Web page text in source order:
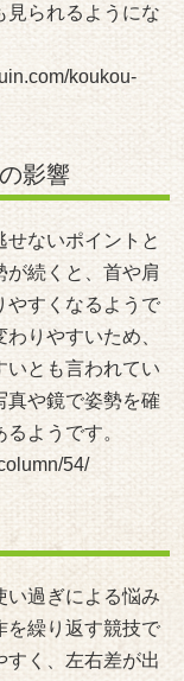
見られるようにな
koukou-
影響
ないポイントと
が続くと、首や肩
やすくなるようで
りやすいため、
いとも言われてい
真や鏡で姿勢を確
ようです。
54/
い過ぎによる悩み
を繰り返す競技で
すく、左右差が出